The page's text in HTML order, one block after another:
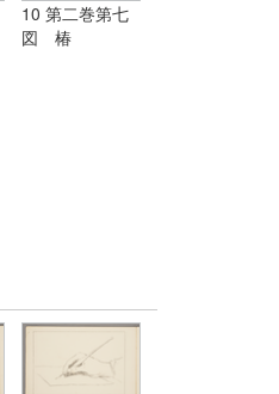
10 第二巻第七
図 椿